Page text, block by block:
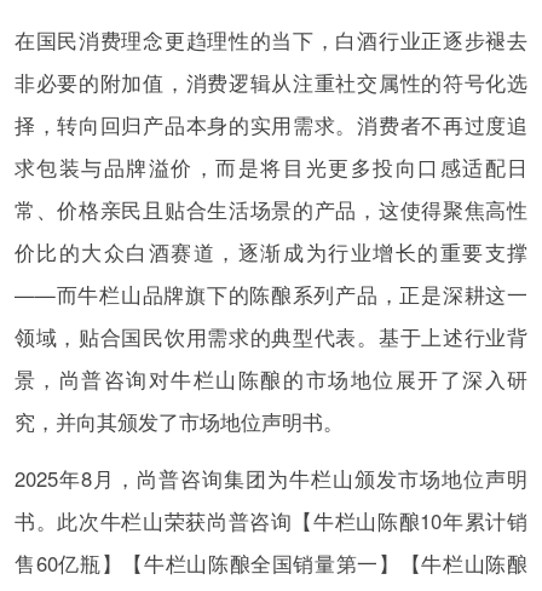
在国民消费理念更趋理性的当下，白酒行业正逐步褪去
非必要的附加值，消费逻辑从注重社交属性的符号化选
择，转向回归产品本身的实用需求。消费者不再过度追
求包装与品牌溢价，而是将目光更多投向口感适配日
常、价格亲民且贴合生活场景的产品，这使得聚焦高性
价比的大众白酒赛道，逐渐成为行业增长的重要支撑
——而牛栏山品牌旗下的陈酿系列产品，正是深耕这一
领域，贴合国民饮用需求的典型代表。基于上述行业背
景，尚普咨询对牛栏山陈酿的市场地位展开了深入研
究，并向其颁发了市场地位声明书。
2025年8月，尚普咨询集团为牛栏山颁发市场地位声明
书。此次牛栏山荣获尚普咨询【牛栏山陈酿10年累计销
售60亿瓶】【牛栏山陈酿全国销量第一】【牛栏山陈酿